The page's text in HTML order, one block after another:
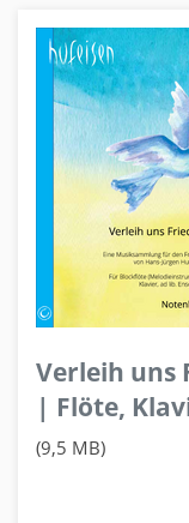
Verleih uns
| Flöte,
(9,5 MB)